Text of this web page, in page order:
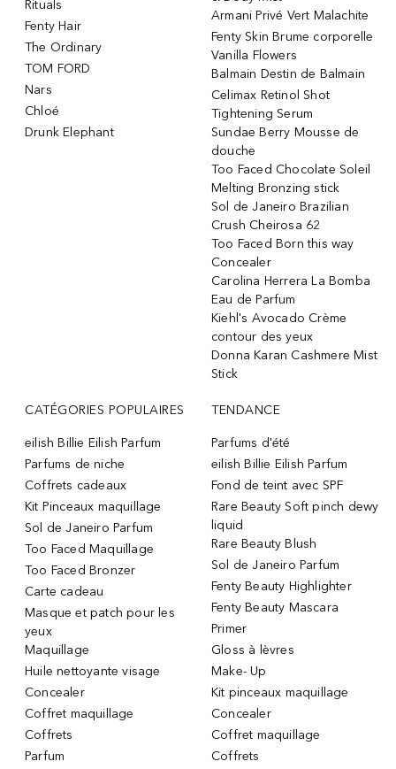
Rituals
Fenty Hair
The Ordinary
TOM FORD
Nars
Chloé
Drunk Elephant
Armani Privé Vert Malachite
Fenty Skin Brume corporelle
Vanilla Flowers
Balmain Destin de Balmain
Celimax Retinol Shot
Tightening Serum
Sundae Berry Mousse de
douche
Too Faced Chocolate Soleil
Melting Bronzing stick
Sol de Janeiro Brazilian
Crush Cheirosa 62
Too Faced Born this way
Concealer
Carolina Herrera La Bomba
Eau de Parfum
Kiehl's Avocado Crème
contour des yeux
Donna Karan Cashmere Mist
Stick
CATÉGORIES POPULAIRES
eilish Billie Eilish Parfum
Parfums de niche
Coffrets cadeaux
Kit Pinceaux maquillage
Sol de Janeiro Parfum
Too Faced Maquillage
Too Faced Bronzer
Carte cadeau
Masque et patch pour les
yeux
Maquillage
Huile nettoyante visage
Concealer
Coffret maquillage
Coffrets
Parfum
TENDANCE
Parfums d'été
eilish Billie Eilish Parfum
Fond de teint avec SPF
Rare Beauty Soft pinch dewy
liquid
Rare Beauty Blush
Sol de Janeiro Parfum
Fenty Beauty Highlighter
Fenty Beauty Mascara
Primer
Gloss à lèvres
Make- Up
Kit pinceaux maquillage
Concealer
Coffret maquillage
Coffrets